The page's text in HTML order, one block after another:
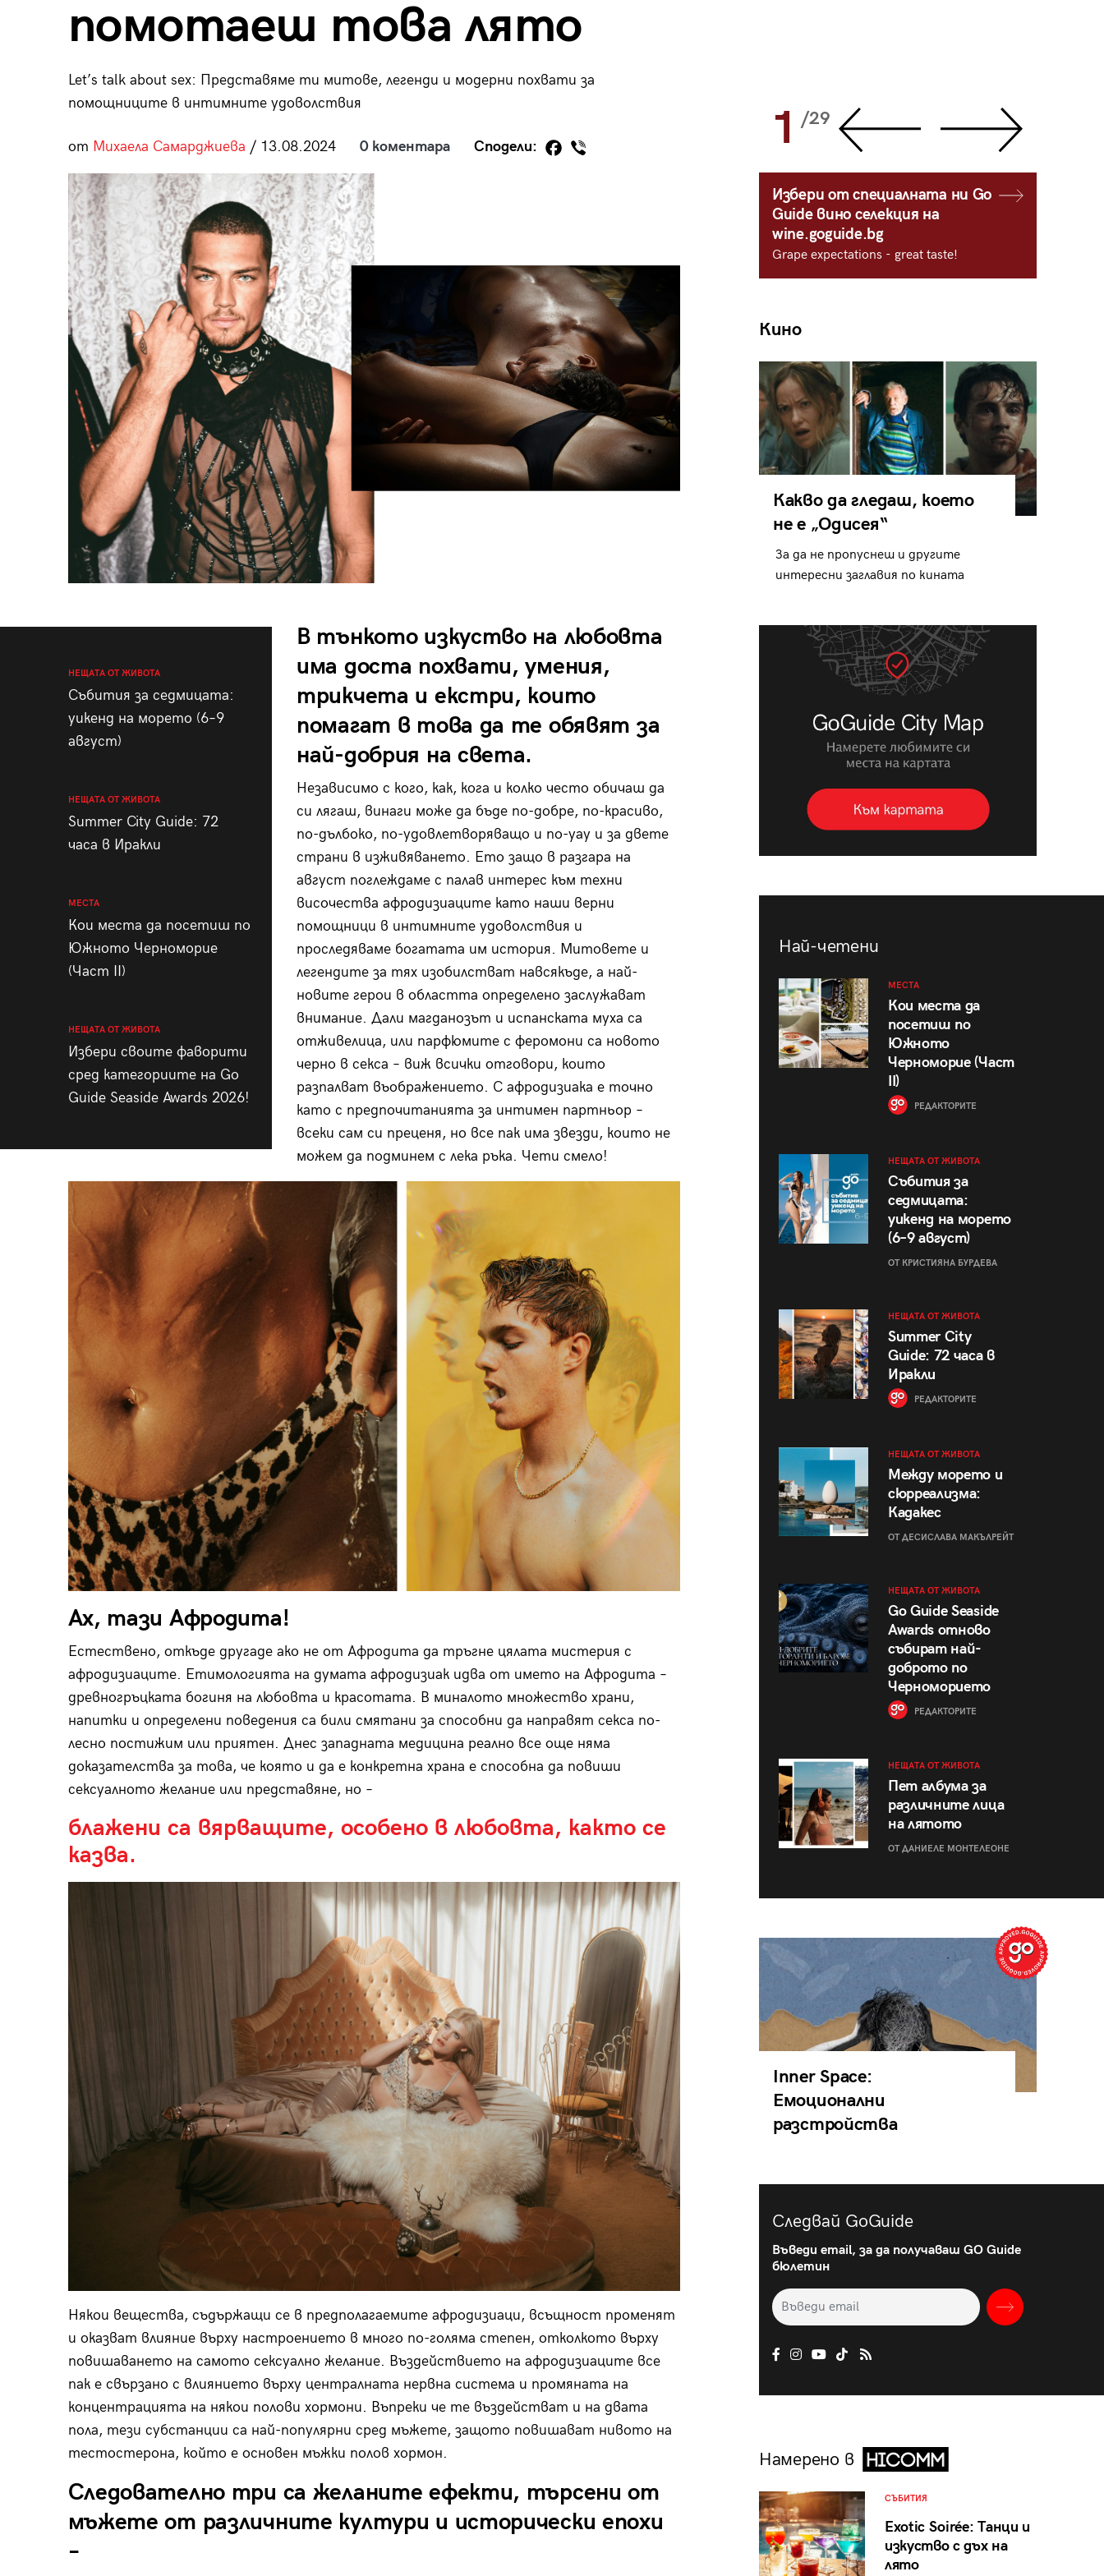
помотаеш това лято
Let’s talk about sex: Представяме ти митове, легенди и модерни похвати за
помощниците в интимните удоволствия
от Михаела Самарджиева / 13.08.2024 0 коментара Сподели:
НЕЩАТА ОТ ЖИВОТА
Събития за седмицата:
уикенд на морето (6–9
август)
НЕЩАТА ОТ ЖИВОТА
Summer City Guide: 72
часа в Иракли
МЕСТА
Кои места да посетиш по
Южното Черноморие
(Част II)
НЕЩАТА ОТ ЖИВОТА
Избери своите фаворити
сред категориите на Go
Guide Seaside Awards 2026!
В тънкото изкуство на любовта
има доста похвати, умения,
трикчета и екстри, които
помагат в това да те обявят за
най-добрия на света.
Независимо с кого, как, кога и колко често обичаш да
си лягаш, винаги може да бъде по-добре, по-красиво,
по-дълбоко, по-удовлетворяващо и по-уау и за двете
страни в изживяването. Ето защо в разгара на
август поглеждаме с палав интерес към техни
височества афродизиаците като наши верни
помощници в интимните удоволствия и
проследяваме богатата им история. Митовете и
легендите за тях изобилстват навсякъде, а най-
новите герои в областта определено заслужават
внимание. Дали магданозът и испанската муха са
отживелица, или парфюмите с феромони са новото
черно в секса – виж всички отговори, които
разпалват въображението. С афродизиака е точно
като с предпочитанията за интимен партньор –
всеки сам си преценя, но все пак има звезди, които не
можем да подминем с лека ръка. Чети смело!
Ах, тази Афродита!
Естествено, откъде другаде ако не от Афродита да тръгне цялата мистерия с
афродизиаците. Етимологията на думата афродизиак идва от името на Афродита –
древногръцката богиня на любовта и красотата. В миналото множество храни,
напитки и определени поведения са били смятани за способни да направят секса по-
лесно постижим или приятен. Днес западната медицина реално все още няма
доказателства за това, че която и да е конкретна храна е способна да повиши
сексуалното желание или представяне, но –
блажени са вярващите, особено в любовта, както се
казва.
Някои вещества, съдържащи се в предполагаемите афродизиаци, всъщност променят
и оказват влияние върху настроението в много по-голяма степен, отколкото върху
повишаването на самото сексуално желание. Въздействието на афродизиаците все
пак е свързано с влиянието върху централната нервна система и промяната на
концентрацията на някои полови хормони. Въпреки че те въздействат и на двата
пола, тези субстанции са най-популярни сред мъжете, защото повишават нивото на
тестостерона, който е основен мъжки полов хормон.
Следователно три са желаните ефекти, търсени от
мъжете от различните култури и исторически епохи
–
28 /29 29 1 /29
Избери от специалната ни Go
Guide вино селекция на
wine.goguide.bg
Grape expectations - great taste!
Кино
Какво да гледаш, което
не е „Одисея“
За да не пропуснеш и другите
интересни заглавия по кината
Най-четени
МЕСТА
Кои места да
посетиш по
Южното
Черноморие (Част
II)
РЕДАКТОРИТЕ
НЕЩАТА ОТ ЖИВОТА
Събития за
седмицата:
уикенд на морето
(6–9 август)
ОТ КРИСТИЯНА БУРДЕВА
НЕЩАТА ОТ ЖИВОТА
Summer City
Guide: 72 часа в
Иракли
РЕДАКТОРИТЕ
НЕЩАТА ОТ ЖИВОТА
Между морето и
сюрреализма:
Кадакес
ОТ ДЕСИСЛАВА МАКЪЛРЕЙТ
НЕЩАТА ОТ ЖИВОТА
Go Guide Seaside
Awards отново
събират най-
доброто по
Черноморието
РЕДАКТОРИТЕ
НЕЩАТА ОТ ЖИВОТА
Пет албума за
различните лица
на лятото
ОТ ДАНИЕЛЕ МОНТЕЛЕОНЕ
Inner Space:
Емоционални
разстройства
Следвай GoGuide
Въведи email, за да получаваш GO Guide
бюлетин
Намерено в
СЪБИТИЯ
Exotic Soirée: Танци и
изкуство с дъх на
лято